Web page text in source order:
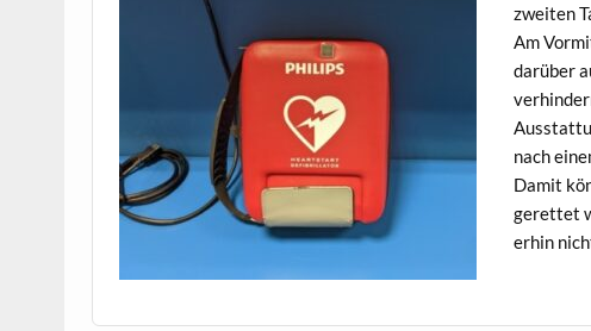
zweit­en
Am
darüber
nach
Damit
gerettet
er­hin